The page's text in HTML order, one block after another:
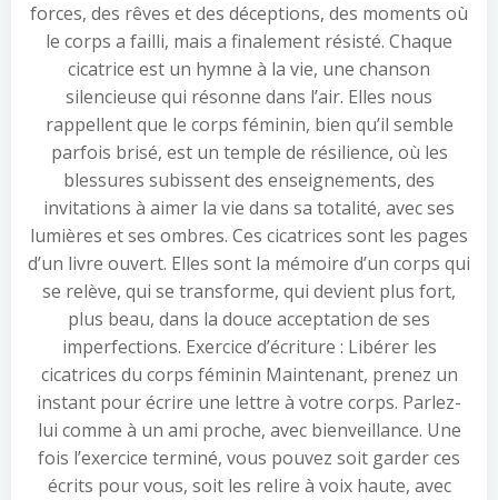
forces, des rêves et des déceptions, des moments où
le corps a failli, mais a finalement résisté. Chaque
cicatrice est un hymne à la vie, une chanson
silencieuse qui résonne dans l’air. Elles nous
rappellent que le corps féminin, bien qu’il semble
parfois brisé, est un temple de résilience, où les
blessures subissent des enseignements, des
invitations à aimer la vie dans sa totalité, avec ses
lumières et ses ombres. Ces cicatrices sont les pages
d’un livre ouvert. Elles sont la mémoire d’un corps qui
se relève, qui se transforme, qui devient plus fort,
plus beau, dans la douce acceptation de ses
imperfections. Exercice d’écriture : Libérer les
cicatrices du corps féminin Maintenant, prenez un
instant pour écrire une lettre à votre corps. Parlez-
lui comme à un ami proche, avec bienveillance. Une
fois l’exercice terminé, vous pouvez soit garder ces
écrits pour vous, soit les relire à voix haute, avec